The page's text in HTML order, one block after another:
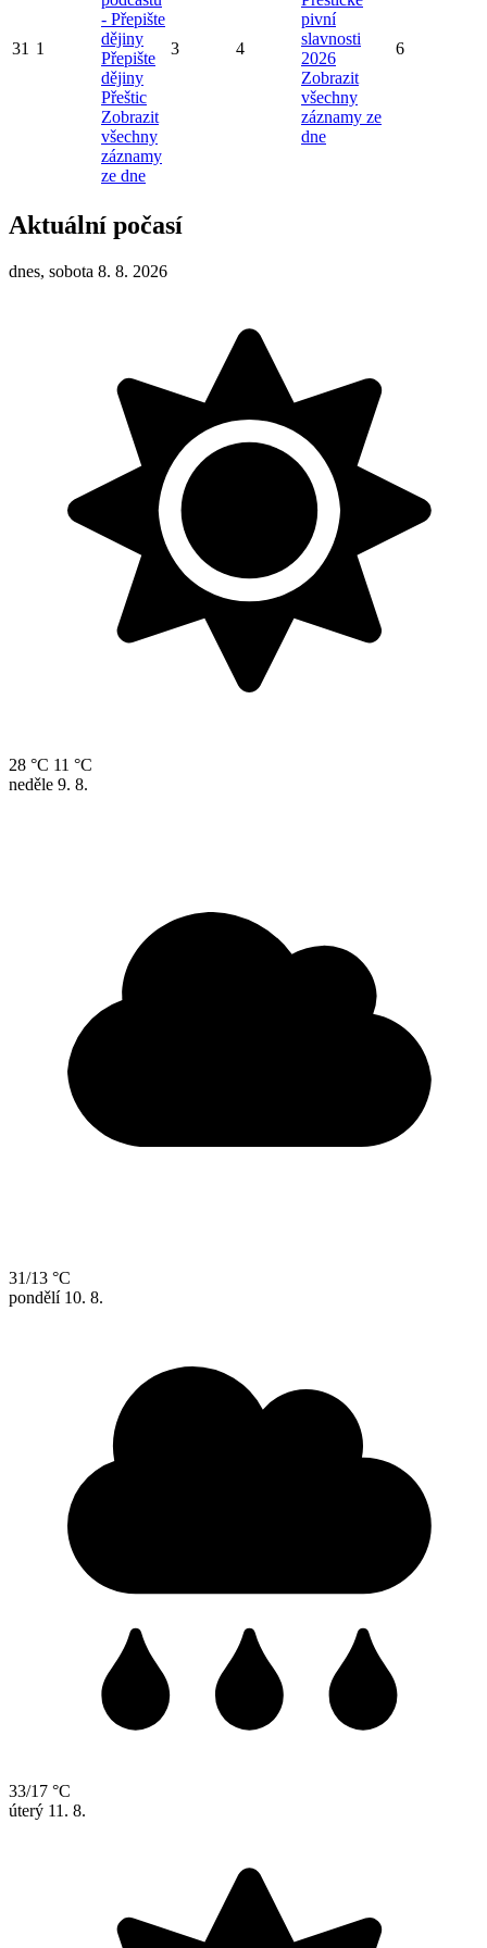
31 1
- Přepište
dějiny
Přepište
dějiny
Přeštic
Zobrazit
všechny
záznamy
ze dne
3 4
pivní
slavnosti
2026
Zobrazit
všechny
záznamy ze
dne
6
Aktuální počasí
dnes, sobota 8. 8. 2026
28 °C 11 °C
neděle 9. 8.
31/13 °C
pondělí 10. 8.
33/17 °C
úterý 11. 8.